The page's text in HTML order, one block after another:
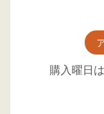
購入曜日